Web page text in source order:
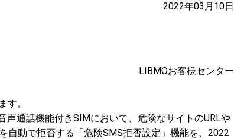
2022年03月10日
LIBMOお客様センター
す。
通話機能付きSIMにおいて、危険なサイトのURLや
自動で拒否する「危険SMS拒否設定」機能を、2022